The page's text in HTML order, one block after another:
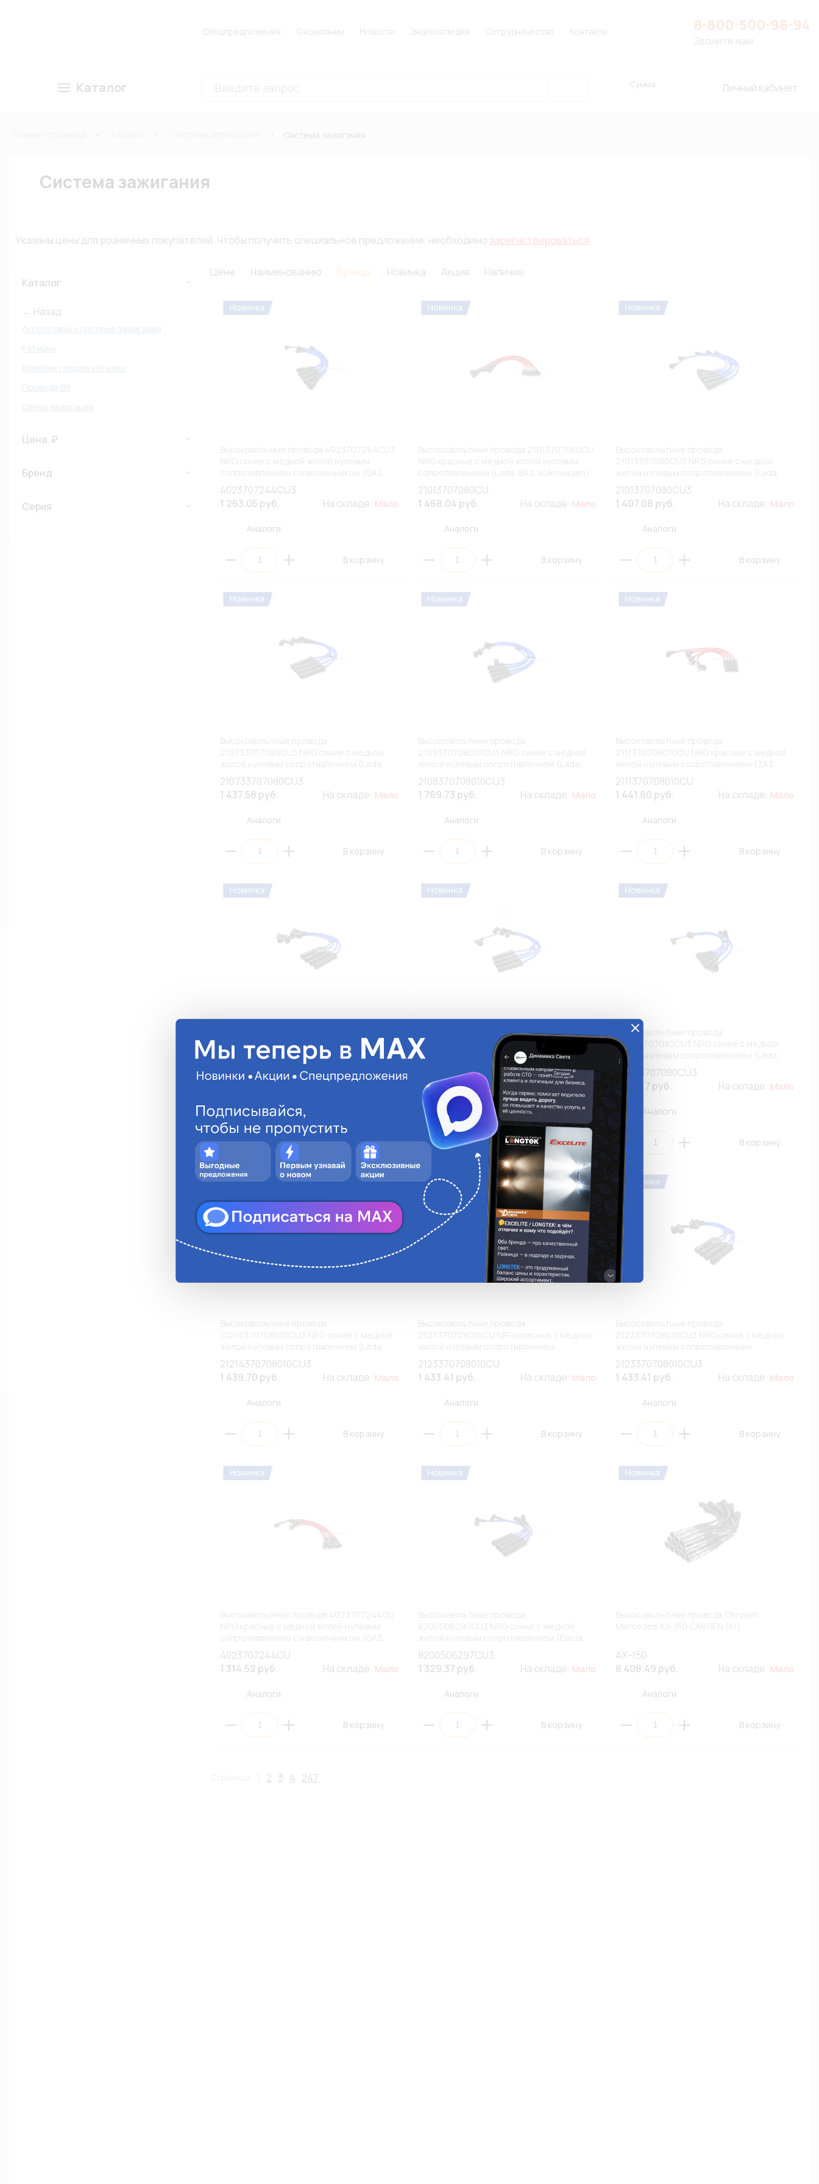
Спецпредложения О компании Новости Энциклопедия Сотрудничество Контакты 8-800-500-96-94
Звоните нам
Каталог Сумма Личный кабинет
Система зажигания
Система зажигания
Указаны цены для розничных покупателей. Чтобы получить специальное предложение, необходимо зарегистрироваться
Каталог
← Назад
Аксессуары к системе зажигания
Катушки
Комплектующие катушек
Провода ВВ
Свечи зажигания
Цена, ₽
Бренд
Серия
Цене Наименованию Бренду Новинка Акция Наличие
UAZ) (К1)
4023707244CU3
1 263.05 руб.
На складе: Мало
Аналоги
В корзину
(К1)
21013707080CU
1 468.04 руб.
На складе: Мало
Аналоги
В корзину
ВАЗ, Volkswagen) (К1)
21013707080CU3
1 407.08 руб.
На складе: Мало
Аналоги
В корзину
ВАЗ) (К1)
210733707080CU3
1 437.58 руб.
На складе: Мало
Аналоги
В корзину
ВАЗ) (К1)
2108370708010CU3
1 769.73 руб.
На складе: Мало
Аналоги
В корзину
Datsun, Lada, ВАЗ, Volkswagen) (К1)
2111370708010CU
1 441.80 руб.
На складе: Мало
Аналоги
В корзину
2111370708010CU3 NRG синие с медной
жилой нулевым сопротивлением (ZAZ,
Datsun, Lada, ВАЗ, Volkswagen) (К1)
2111370708010CU3
1 441.80 руб.
На складе:
Аналоги
В корзину
Высоковольтные провода
21113707080CU3 NRG синие с медной
жилой нулевым сопротивлением (Lada,
21113707080CU3
1 479.42 руб.
На складе:Мало
Аналоги
В корзину
Высоковольтные провода
212133707080CU3 NRG синие с медной
жилой нулевым сопротивлением (Lada,
ВАЗ) (К1)
212133707080CU3
1 562.17 руб.
На складе: Мало
Аналоги
В корзину
Высоковольтные провода
21214370708010CU3 NRG синие с медной
ВАЗ) (К1)
21214370708010CU3
1 439.70 руб.
На складе: Мало
Аналоги
В корзину
Высоковольтные провода
2123370708010CU NRG красные с медной
(Chevrolet Niva) (К1)
2123370708010CU
1 433.41 руб.
На складе: Мало
Аналоги
В корзину
Высоковольтные провода
(Chevrolet Niva) (К1)
2123370708010CU3
1 433.41 руб.
На складе: Мало
Аналоги
В корзину
UAZ) (К1)
4023707244CU
1 314.52 руб.
На складе: Мало
Аналоги
В корзину
Lada, ВАЗ) (К1)
8200506297CU3
1 329.37 руб.
На складе: Мало
Аналоги
В корзину
AX-150
8 408.49 руб.
На складе: Мало
Аналоги
В корзину
1 2 3 4 247